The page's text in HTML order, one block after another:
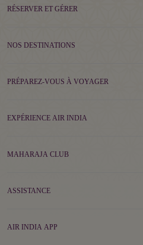
RÉSERVER ET GÉRER
NOS DESTINATIONS
PRÉPAREZ-VOUS À VOYAGER
EXPÉRIENCE AIR INDIA
MAHARAJA CLUB
ASSISTANCE
AIR INDIA APP